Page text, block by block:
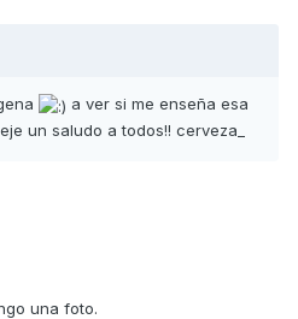
a ver si me enseña esa
un saludo a todos!! cerveza_
una foto.